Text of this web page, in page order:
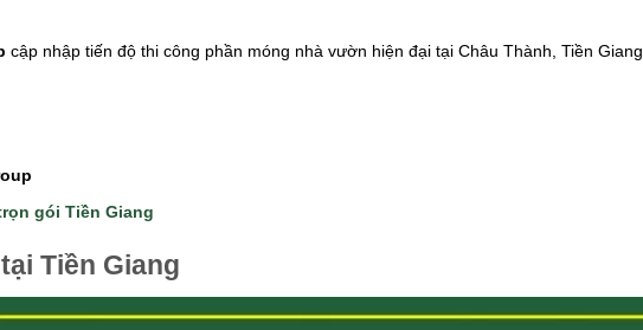
cập nhập tiến độ thi công phần móng nhà vườn hiện đại tại Châu Thành, Tiền Giang.
gói Tiền Giang
Tiền Giang